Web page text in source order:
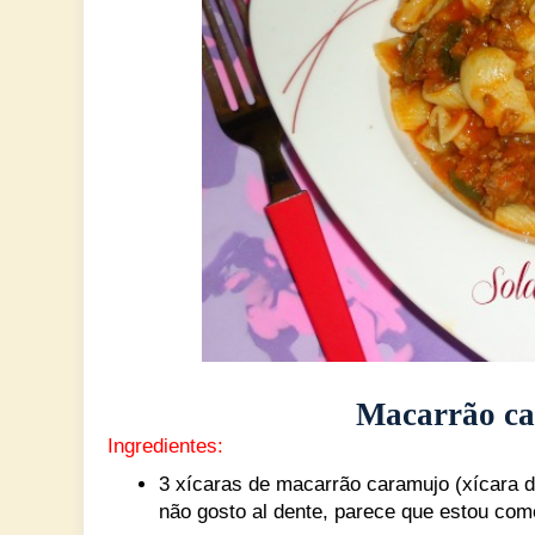
Macarrão
Ingredientes:
3 xícaras de macarrão caramujo (xícara
não gosto al dente, parece que estou